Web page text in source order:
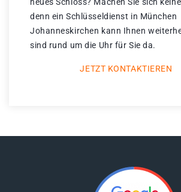
neues Schloss? Machen Sie sich
denn ein Schlüsseldienst in München
Johanneskirchen kann Ihnen
sind rund um die Uhr für Sie da.
JETZT KONTAKTIEREN